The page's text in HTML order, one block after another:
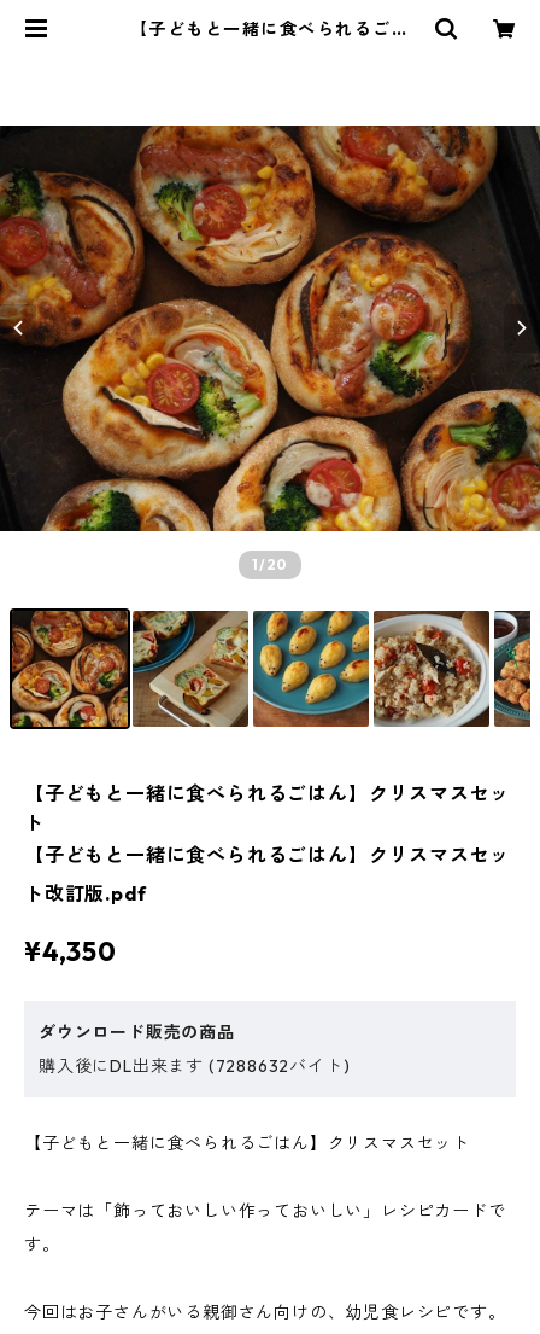
【子どもと一緒に食べられるごは
1/20
【子どもと一緒に食べられるごはん】クリスマスセッ
ト
【子どもと一緒に食べられるごはん】クリスマスセッ
ト改訂版.pdf
¥4,350
ダウンロード販売の商品
購入後にDL出来ます (7288632バイト)
【子どもと一緒に食べられるごはん】クリスマスセット
テーマは「飾っておいしい作っておいしい」レシピカードで
す。
今回はお子さんがいる親御さん向けの、幼児食レシピです。